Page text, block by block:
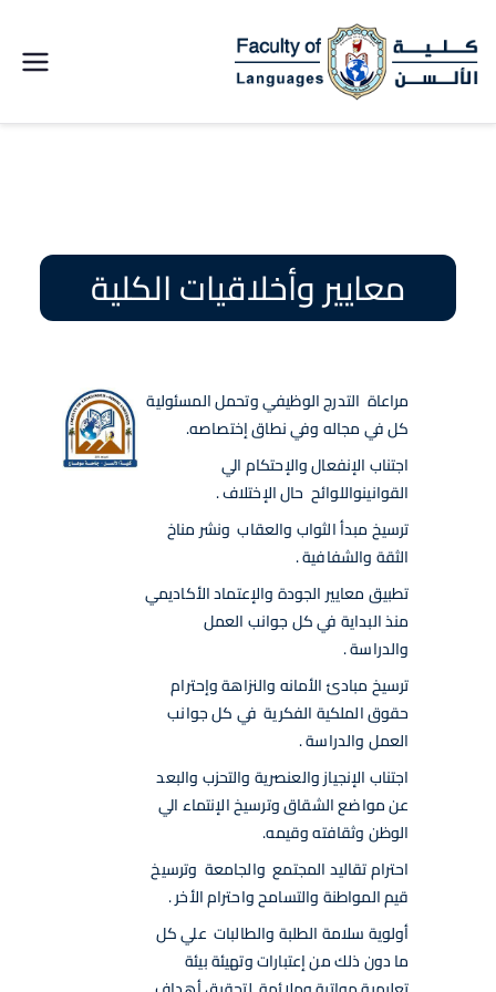
كلية الالسن
معايير وأخلاقيات الكلية
مراعاة التدرج الوظيفي وتحمل المسئولية
كل في مجاله وفي نطاق إختصاصه.
اجتناب الإنفعال والإحتكام الي
القوانينواللوائح حال الإختلاف .
ترسيخ مبدأ الثواب والعقاب ونشر مناخ
الثقة والشفافية .
تطبيق معايير الجودة والإعتماد الأكاديمي
منذ البداية في كل جوانب العمل
والدراسة .
ترسيخ مبادئ الأمانه والنزاهة وإحترام
حقوق الملكية الفكرية في كل جوانب
العمل والدراسة .
اجتناب الإنجياز والعنصرية والتحزب والبعد
عن مواضع الشقاق وترسيخ الإنتماء الي
الوظن وثقافته وقيمه.
احترام تقاليد المجتمع والجامعة وترسيخ
قيم المواطنة والتسامح واحترام الأخر .
أولوية سلامة الطلبة والطالبات علي كل
ما دون ذلك من إعتبارات وتهيئة بيئة